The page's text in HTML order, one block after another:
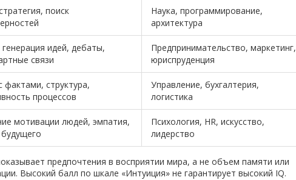
поиск
Наука, программирование,
архитектура
идей, дебаты,
связи
Предпринимательство, маркетинг,
юриспруденция
фактами, структура,
процессов
Управление, бухгалтерия,
логистика
мотивации людей, эмпатия,
Психология, HR, искусство,
лидерство
предпочтения в восприятии мира, а не объем памяти или
Высокий балл по шкале «Интуиция» не гарантирует высокий IQ.